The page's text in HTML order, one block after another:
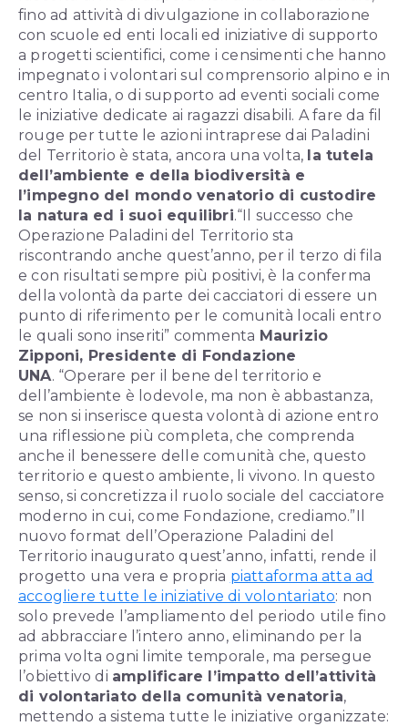
fino ad attività di divulgazione in collaborazione
con scuole ed enti locali ed iniziative di supporto
a progetti scientifici, come i censimenti che hanno
impegnato i volontari sul comprensorio alpino e in
centro Italia, o di supporto ad eventi sociali come
le iniziative dedicate ai ragazzi disabili. A fare da fil
rouge per tutte le azioni intraprese dai Paladini
del Territorio è stata, ancora una volta, la tutela
dell’ambiente e della biodiversità e
l’impegno del mondo venatorio di custodire
la natura ed i suoi equilibri.“Il successo che
Operazione Paladini del Territorio sta
riscontrando anche quest’anno, per il terzo di fila
e con risultati sempre più positivi, è la conferma
della volontà da parte dei cacciatori di essere un
punto di riferimento per le comunità locali entro
le quali sono inseriti” commenta Maurizio
Zipponi, Presidente di Fondazione
UNA. “Operare per il bene del territorio e
dell’ambiente è lodevole, ma non è abbastanza,
se non si inserisce questa volontà di azione entro
una riflessione più completa, che comprenda
anche il benessere delle comunità che, questo
territorio e questo ambiente, li vivono. In questo
senso, si concretizza il ruolo sociale del cacciatore
moderno in cui, come Fondazione, crediamo.”Il
nuovo format dell’Operazione Paladini del
Territorio inaugurato quest’anno, infatti, rende il
progetto una vera e propria piattaforma atta ad
accogliere tutte le iniziative di volontariato: non
solo prevede l’ampliamento del periodo utile fino
ad abbracciare l’intero anno, eliminando per la
prima volta ogni limite temporale, ma persegue
l’obiettivo di amplificare l’impatto dell’attività
di volontariato della comunità venatoria,
mettendo a sistema tutte le iniziative organizzate: